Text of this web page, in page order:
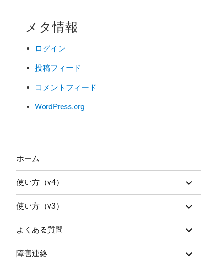
メタ情報
ログイン
投稿フィード
コメントフィード
WordPress.org
ホーム
使い方（v4）
サ
ブ
メ
ニ
ュ
ー
を
展
開
使い方（v3）
サ
ブ
メ
ニ
ュ
ー
を
よくある質問
サ
ブ
メ
ニ
障害連絡
サ